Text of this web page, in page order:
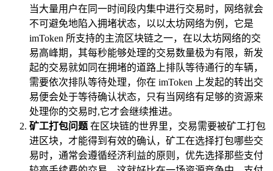
当大量用户在同一时间段内集中进行交易时，网络就会
不可避免地陷入拥堵状态，以以太坊网络为例，它是
imToken 所支持的主流区块链之一，在以太坊网络的交
易高峰期，其每秒能够处理的交易数量极为有限，新发
起的交易就如同在拥堵的道路上排队等待通行的车辆，
需要依次排队等待处理，你在 imToken 上发起的转出交
易便会处于等待确认状态，只有当网络有足够的资源来
处理你的交易时,它才会继续推进。
矿工打包问题 在区块链的世界里，交易需要被矿工打包
进区块，才能得到有效的确认，矿工在选择打包哪些交
易时，通常会遵循经济利益的原则，优先选择那些支付